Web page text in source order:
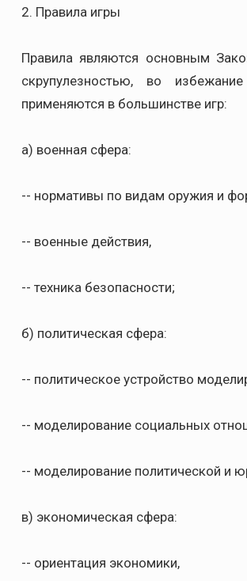
2. Правила игры
Правила являются основным
скрупулезностью, во
применяются в большинстве игр:
а) военная сфера:
-- нормативы по видам оружия и
-- военные действия,
-- техника безопасности;
б) политическая сфера:
-- политическое устройство
-- моделирование социальных
-- моделирование политической и
в) экономическая сфера:
-- ориентация экономики,